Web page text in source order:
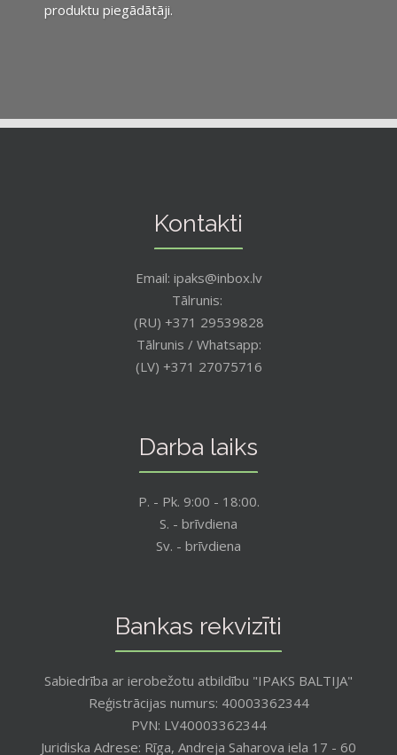
produktu piegādātāji.
Kontakti
Email: ipaks@inbox.lv
Tālrunis:
(RU) +371 29539828
Tālrunis / Whatsapp:
(LV) +371 27075716
Darba laiks
P. - Pk. 9:00 - 18:00.
S. - brīvdiena
Sv. - brīvdiena
Bankas rekvizīti
Sabiedrība ar ierobežotu atbildību "IPAKS BALTIJA"
Reģistrācijas numurs: 40003362344
PVN: LV40003362344
Juridiska Adrese: Rīga, Andreja Saharova iela 17 - 60